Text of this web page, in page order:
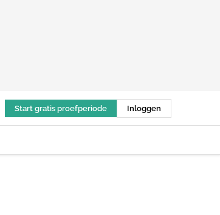
Start gratis proefperiode Inloggen